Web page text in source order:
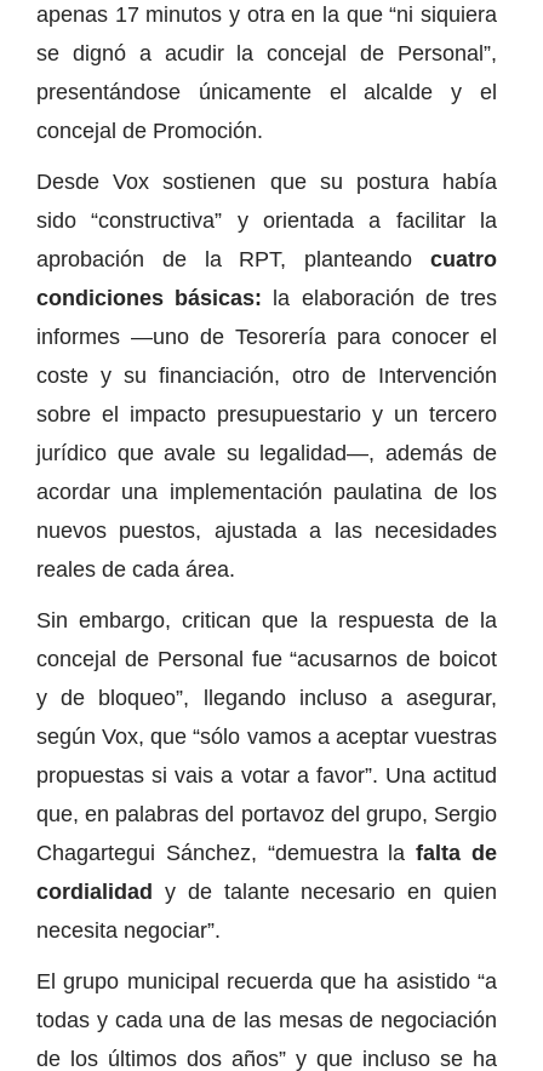
apenas 17 minutos y otra en la que “ni siquiera
se dignó a acudir la concejal de Personal”,
presentándose únicamente el alcalde y el
concejal de Promoción.
Desde Vox sostienen que su postura había
sido “constructiva” y orientada a facilitar la
aprobación de la RPT, planteando cuatro
condiciones básicas: la elaboración de tres
informes —uno de Tesorería para conocer el
coste y su financiación, otro de Intervención
sobre el impacto presupuestario y un tercero
jurídico que avale su legalidad—, además de
acordar una implementación paulatina de los
nuevos puestos, ajustada a las necesidades
reales de cada área.
Sin embargo, critican que la respuesta de la
concejal de Personal fue “acusarnos de boicot
y de bloqueo”, llegando incluso a asegurar,
según Vox, que “sólo vamos a aceptar vuestras
propuestas si vais a votar a favor”. Una actitud
que, en palabras del portavoz del grupo, Sergio
Chagartegui Sánchez, “demuestra lafalta de
cordialidad y de talante necesario en quien
necesita negociar”.
El grupo municipal recuerda que ha asistido “a
todas y cada una de las mesas de negociación
de los últimos dos años” y que incluso se ha